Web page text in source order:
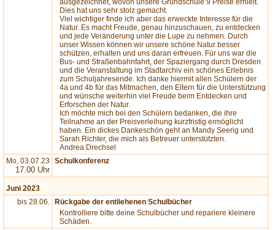
ausgezeichnet, wovon unsere Grundschule 9 Preise erhielt.
Dies hat uns sehr stolz gemacht.
Viel wichtiger finde ich aber das erweckte Interesse für die
Natur. Es macht Freude, genau hinzuschauen, zu entdecken
und jede Veränderung unter die Lupe zu nehmen. Durch
unser Wissen können wir unsere schöne Natur besser
schützen, erhalten und uns daran erfreuen. Für uns war die
Bus- und Straßenbahnfahrt, der Spaziergang durch Dresden
und die Veranstaltung im Stadtarchiv ein schönes Erlebnis
zum Schuljahresende. Ich danke hiermit allen Schülern der
4a und 4b für das Mitmachen, den Eltern für die Unterstützung
und wünsche weiterhin viel Freude beim Entdecken und
Erforschen der Natur.
Ich möchte mich bei den Schülern bedanken, die ihre
Teilnahme an der Preisverleihung kurzfristig ermöglicht
haben. Ein dickes Dankeschön geht an Mandy Seerig und
Sarah Richter, die mich als Betreuer unterstützten.
Andrea Drechsel
Mo, 03.07.23
17.00 Uhr
Schulkonferenz
Juni 2023
bis 28.06.
Rückgabe der entliehenen Schulbücher
Kontrolliere bitte deine Schulbücher und repariere kleinere
Schäden.